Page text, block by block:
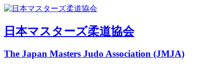
日本マスターズ柔道協会
The Japan Masters Judo Association (JMJA)